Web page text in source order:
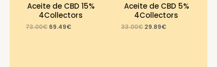
Aceite de CBD 15%
4Collectors
73.00€ Original
69.49€Current
Aceite de CBD 5%
4Collectors
33.00€ Original
29.89€Current